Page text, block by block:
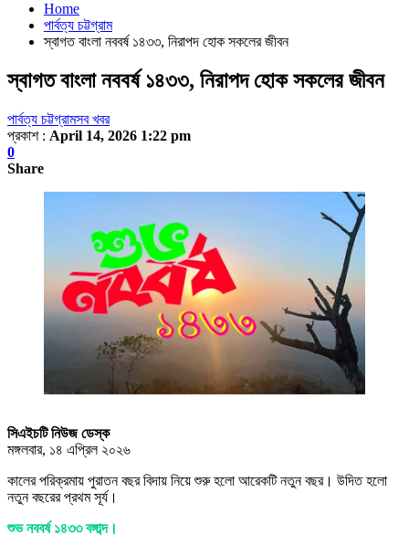
Home
পার্বত্য চট্টগ্রাম
স্বাগত বাংলা নববর্ষ ১৪৩৩, নিরাপদ হোক সকলের জীবন
স্বাগত বাংলা নববর্ষ ১৪৩৩, নিরাপদ হোক সকলের জীবন
পার্বত্য চট্টগ্রামসব খবর
প্রকাশ : April 14, 2026 1:22 pm
0
Share
সিএইচটি নিউজ ডেস্ক
মঙ্গলবার, ১৪ এপ্রিল ২০২৬
কালের পরিক্রমায় পুরাতন বছর বিদায় নিয়ে শুরু হলো আরেকটি নতুন বছর। উদিত হলো
নতুন বছরের প্রথম সূর্য।
শুভ নববর্ষ ১৪৩৩ বঙ্গাব্দ।